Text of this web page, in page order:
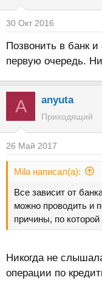
30 Окт 2016
Позвонить в банк
первую очередь.
A anyuta
Приходящий
26 Май 2017
Mila написал(а):
Все зависит от
можно проводить и
причины, по
Никогда не
операции по